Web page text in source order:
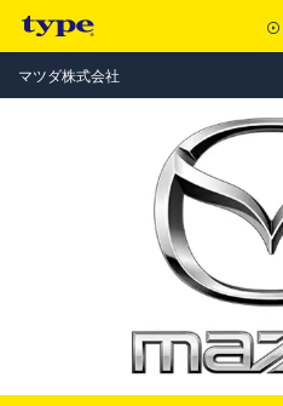
マツダ株式会社